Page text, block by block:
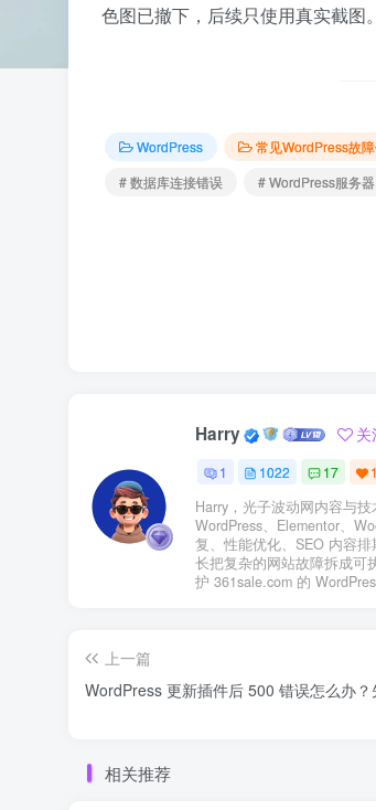
色图已撤下，后续只使用真实截图。
WordPress 常见WordPress故
# 数据库连接错误
# WordPress服务器
Harry 关
1 1022 17 1
Harry，光子波动网内容与
WordPress、Elementor、
复、性能优化、SEO 内容
长把复杂的网站故障拆成可
护 361sale.com 的
上一篇
WordPress 更新插件后 500 错误怎么办
相关推荐